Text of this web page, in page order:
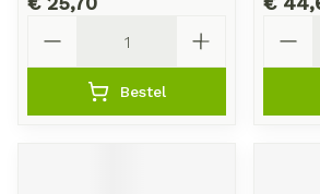
Bestel